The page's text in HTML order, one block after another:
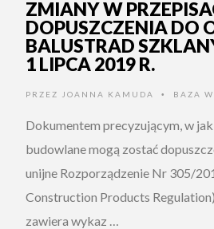
ZMIANY W
DOPUSZCZENIA DO
BALUSTRAD
1 LIPCA 2019 R.
PRZEZ JOANNA KAMUDA • BAZA
Dokumentem precyzującym, w
budowlane mogą zostać
unijne Rozporządzenie Nr 305/
Construction Products
zawiera wykaz …